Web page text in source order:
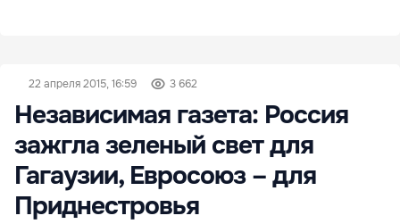
22 апреля 2015, 16:59 3 662
Независимая газета: Россия
зажгла зеленый свет для
Гагаузии, Евросоюз – для
Приднестровья